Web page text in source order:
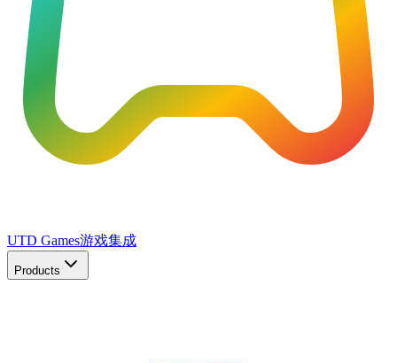
UTD Games游戏集成
Products